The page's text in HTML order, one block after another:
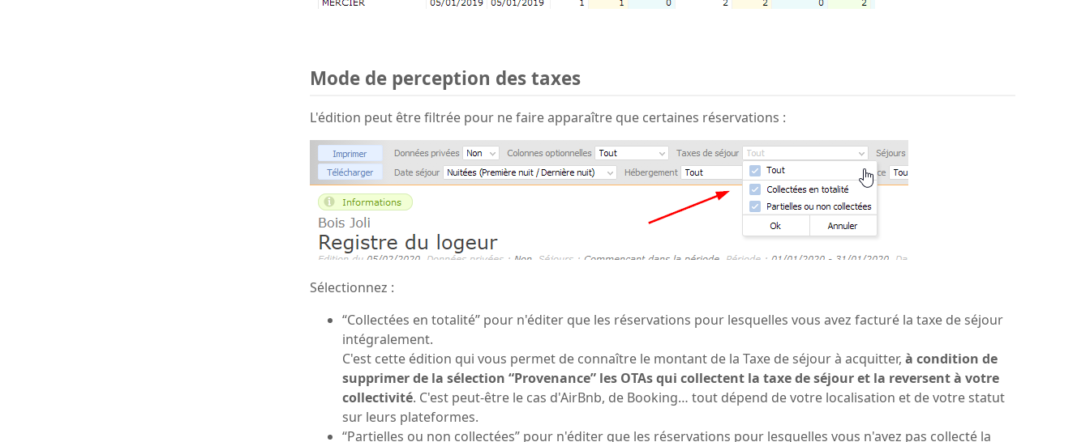
Mode de perception des taxes
L'édition peut être filtrée pour ne faire apparaître que certaines réservations :
Sélectionnez :
“Collectées en totalité” pour n'éditer que les réservations pour lesquelles vous avez facturé la taxe de séjour
intégralement.
C'est cette édition qui vous permet de connaître le montant de la Taxe de séjour à acquitter, à condition de
supprimer de la sélection “Provenance” les OTAs qui collectent la taxe de séjour et la reversent à votre
collectivité. C'est peut-être le cas d'AirBnb, de Booking… tout dépend de votre localisation et de votre statut
sur leurs plateformes.
“Partielles ou non collectées” pour n'éditer que les réservations pour lesquelles vous n'avez pas collecté la